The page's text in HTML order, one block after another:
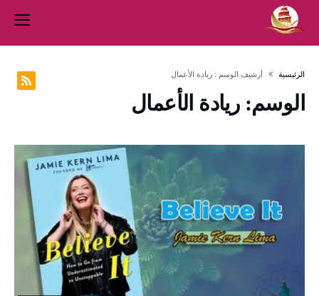
‫الرئيسية‬ ‫أرشيف الوسم :‬ ريادة الأعمال
الوسم:ريادة الأعمال